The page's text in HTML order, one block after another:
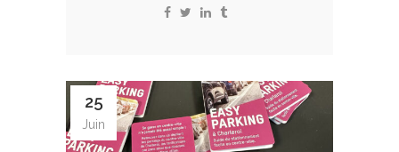
25
Juin